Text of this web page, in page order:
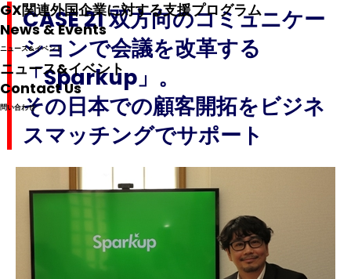
GX関連外国企業に対する支援プログラム
News & Events
ニュース&イベント
ニュース&イベント
Contact Us
問い合わせ
CASE 21 双方向のコミュニケー
ションで会議を改革する
「Sparkup」。
その日本での顧客開拓をビジネ
スマッチングでサポート